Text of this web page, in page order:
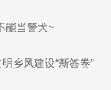
能当警犬~
乡风建设“新答卷”